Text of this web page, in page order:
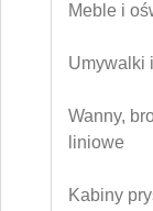
Meble i
Umywalki
Wanny,
liniowe
Kabiny